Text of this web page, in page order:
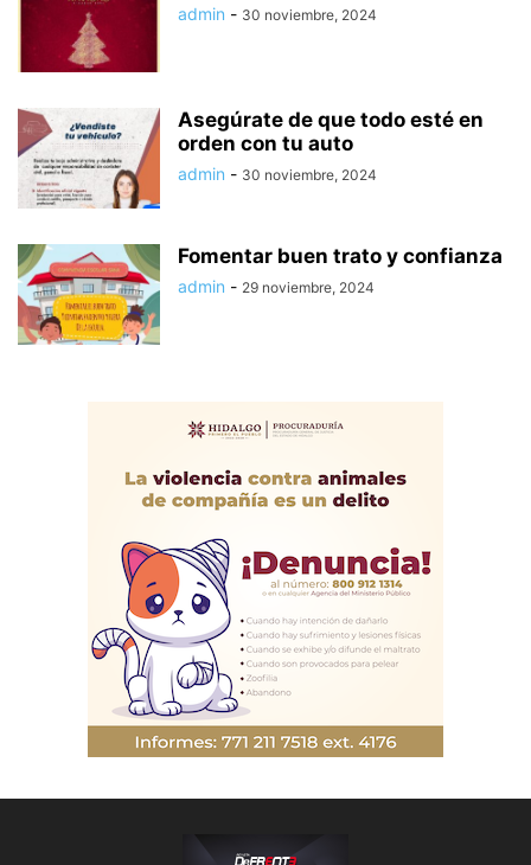
admin - 30 noviembre, 2024
Asegúrate de que todo esté en
orden con tu auto
admin - 30 noviembre, 2024
Fomentar buen trato y confianza
admin - 29 noviembre, 2024